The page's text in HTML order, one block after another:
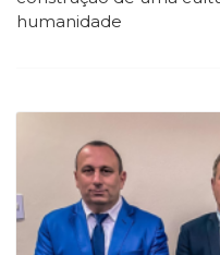
humanidade